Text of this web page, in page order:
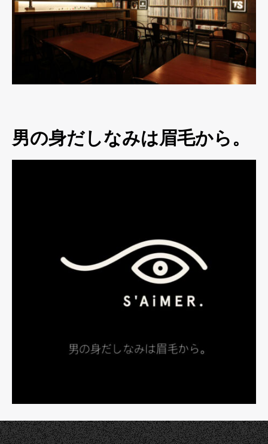
男の身だしなみは眉毛から。